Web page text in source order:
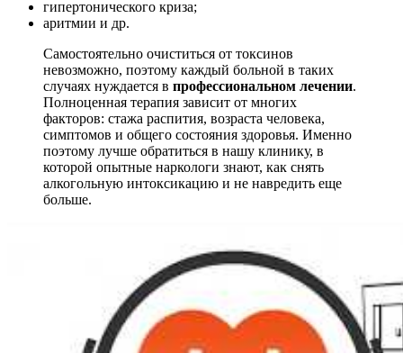
гипертонического криза;
аритмии и др.
Самостоятельно очиститься от токсинов
невозможно, поэтому каждый больной в таких
случаях нуждается в профессиональном лечении.
Полноценная терапия зависит от многих
факторов: стажа распития, возраста человека,
симптомов и общего состояния здоровья. Именно
поэтому лучше обратиться в нашу клинику, в
которой опытные наркологи знают, как снять
алкогольную интоксикацию и не навредить еще
больше.